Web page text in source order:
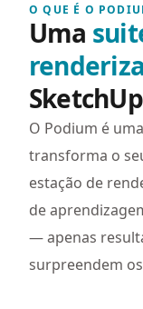
O QUE É O
Uma
SketchUp
O Podium é
transforma o
estação de
de
— apenas
surpreendem